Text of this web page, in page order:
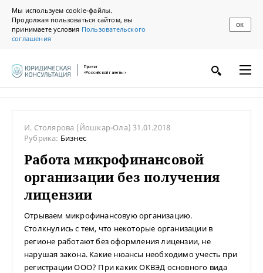
Мы используем cookie-файлы.
Продолжая пользоваться сайтом, вы
принимаете условия Пользовательского
соглашения
ОК
Проект
«Российской газеты»
И. Столярова (Йошкар-Ола)31.01.2018
Рубрика: Бизнес
Работа микрофинансовой
организации без получения
лицензии
Отрываем микрофинансовую организацию.
Столкнулись с тем, что некоторые организации в
регионе работают без оформления лицензии, не
нарушая закона. Какие нюансы необходимо учесть при
регистрации ООО? При каких ОКВЭД основного вида